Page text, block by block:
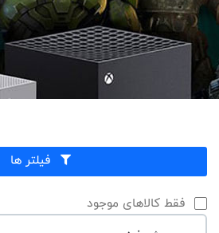
فیلتر ها
فقط کالاهای موجود